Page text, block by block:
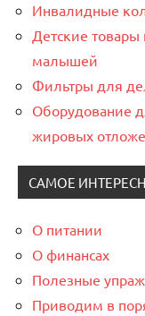
Инвалидные
Детские
малышей
Фильтры для
Оборудование
жировых
САМОЕ
О питании
О финансах
Полезные
Приводим в